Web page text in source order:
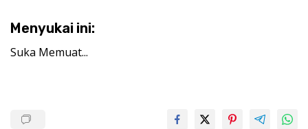
Menyukai ini:
Suka Memuat...